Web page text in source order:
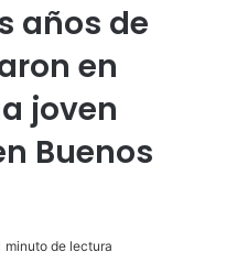
años de
en
joven
Buenos
minuto de lectura